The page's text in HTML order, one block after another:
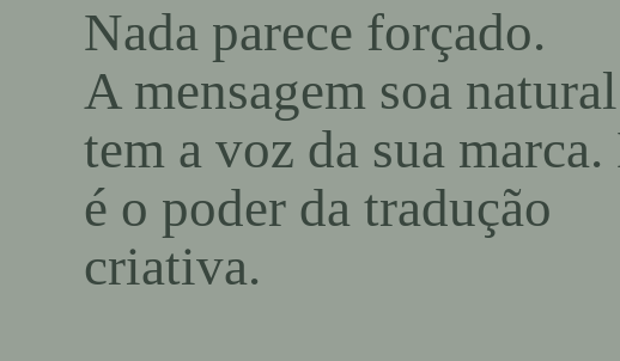
Nada parece forçado.
A mensagem soa
tem a voz da sua marca.
é o poder da tradução
criativa.